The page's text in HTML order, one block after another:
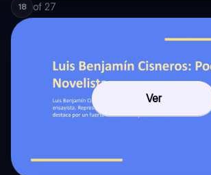
18 of 27
Ver